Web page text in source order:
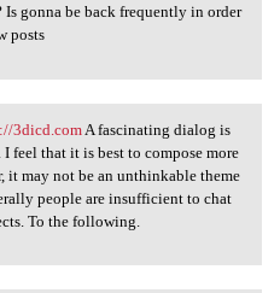
gonna be back frequently in order
posts
3dicd.com A
3dicd.comA fascinating dialog is
I feel that it is best to compose more
it may not be an unthinkable theme
people are insufficient to chat
To the following.